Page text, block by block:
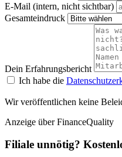
E-Mail (intern, nicht sichtbar)
Gesamteindruck
Dein Erfahrungsbericht
Ich habe die
Wir veröffentlichen keine
Anzeige über FinanceQuality
Filiale unnötig?